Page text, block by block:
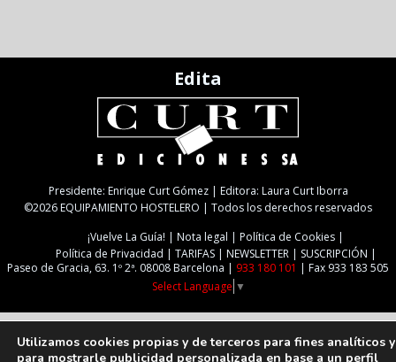
Edita
Presidente: Enrique Curt Gómez | Editora: Laura Curt Iborra
©2026 EQUIPAMIENTO HOSTELERO | Todos los derechos reservados
¡Vuelve La Guía!
Nota legal
Política de Cookies
Política de Privacidad
TARIFAS NEWSLETTER
SUSCRIPCIÓN
Paseo de Gracia, 63. 1º 2ª. 08008 Barcelona | 933 180 101 | Fax 933 183 505
Select Language ▼
Utilizamos cookies propias y de terceros para fines analíticos y
para mostrarle publicidad personalizada en base a un perfil